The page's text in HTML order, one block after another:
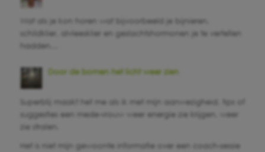
Wat als je kon horen wat bijvoorbeeld je bijnieren,
schildklier, alvleesklier en geslachtshormonen je te vertellen
hadden…
Door de bomen het licht weer zien
Superblij maakt het me als ik met mijn aanwezigheid, tips of
suggesties een mede-vrouw weer energie zie krijgen, weer
zie stralen.
Het is niet mijn gewoonte informatie over een coach-sessie